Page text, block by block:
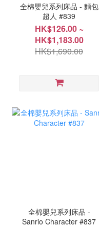
全棉嬰兒系列床品 - 麵包
超人 #839
HK$126.00 ~
HK$1,183.00
HK$1,690.00
全棉嬰兒系列床品 -
Sanrio Character #837